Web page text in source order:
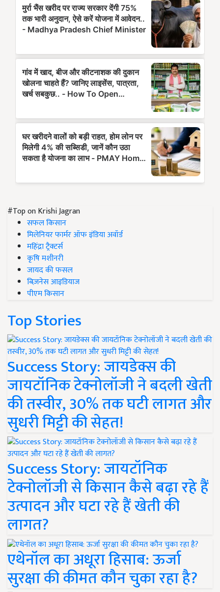
#Top on Krishi Jagran
सफल किसान
मिलेनियर फार्मर ऑफ इंडिया अवॉर्ड
महिंद्रा ट्रैक्टर्स
कृषि मशीनरी
जायद की फसल
बिज़नेस आइडियाज
पीएम किसान
Top Stories
Success Story: जायडेक्स की
जायटॉनिक टेक्नोलॉजी ने बदली खेती
की तस्वीर, 30% तक घटी लागत और
सुधरी मिट्टी की सेहत!
Success Story: जायटॉनिक
टेक्नोलॉजी से किसान कैसे बढ़ा रहे हैं
उत्पादन और घटा रहे हैं खेती की
लागत?
एथेनॉल का अधूरा हिसाब: ऊर्जा
सुरक्षा की कीमत कौन चुका रहा है?